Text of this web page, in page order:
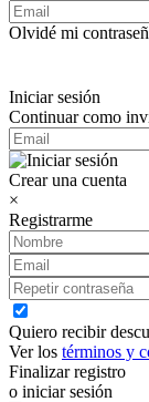
Olvidé mi
Iniciar sesión
Continuar como
Crear una cuenta
×
Registrarme
Quiero recibir
Ver los términos y
Finalizar registro
o iniciar sesión